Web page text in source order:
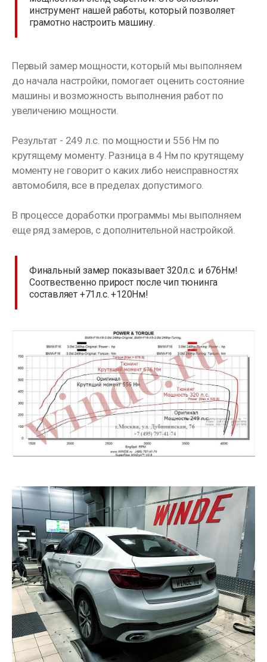
инструмент нашей работы, который позволяет
грамотно настроить машину.
Первый замер мощности, который мы выполняем
до начала настройки, помогает оценить состояние
машины и возможность выполнения работ по
увеличению мощности.
Результат - 249 л.с. по мощности и 556 Нм по
крутящему моменту. Разница в 4 Нм по крутящему
моменту не говорит о каких либо неисправностях
автомобиля, все в пределах допустимого.
В процессе доработки программы мы выполняем
еще ряд замеров, с дополнительной настройкой.
Финальный замер показывает 320л.с. и 676Нм!
Соотвественно прирост после чип тюнинга
составляет +71л.с. +120Нм!